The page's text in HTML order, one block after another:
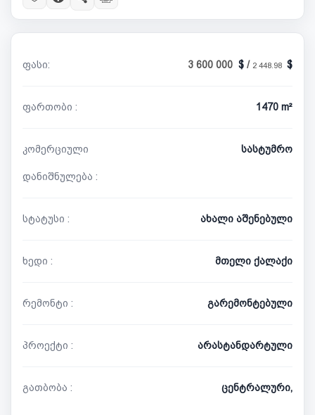
ფასი: 3 600 000 / 2 448.98
ფართობი : 1470 m²
კომერციული
დანიშნულება :
სასტუმრო
სტატუსი : ახალი აშენებული
ხედი : მთელი ქალაქი
რემონტი : გარემონტებული
პროექტი : არასტანდარტული
გათბობა : ცენტრალური,